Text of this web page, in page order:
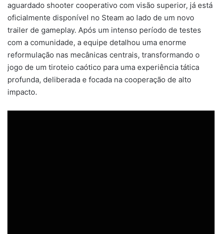
aguardado shooter cooperativo com visão superior, já está
oficialmente disponível no Steam ao lado de um novo
trailer de gameplay. Após um intenso período de testes
com a comunidade, a equipe detalhou uma enorme
reformulação nas mecânicas centrais, transformando o
jogo de um tiroteio caótico para uma experiência tática
profunda, deliberada e focada na cooperação de alto
impacto.